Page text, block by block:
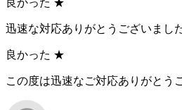
迅速な対応ありがとうございまし
良かった ★
この度は迅速なご対応ありがとう